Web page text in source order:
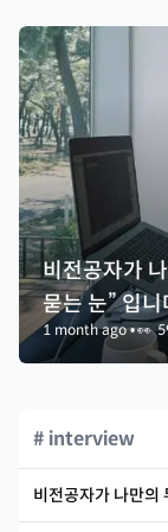
비전공자가
묻는 눈” 입니
1 month ago•👀
# interview
비전공자가 나만의